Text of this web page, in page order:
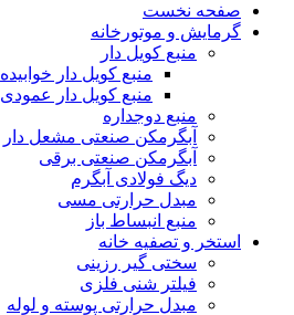
صفحه نخست
گرمایش و موتورخانه
منبع کویل دار
منبع کویل دار خوابیده
منبع کویل دار عمودی
منبع دوجداره
آبگرمکن صنعتی مشعل دار
آبگرمکن صنعتی برقی
دیگ فولادی آبگرم
مبدل حرارتی مسی
منبع انبساط باز
استخر و تصفیه خانه
سختی گیر رزینی
فیلتر شنی فلزی
مبدل حرارتی پوسته و لوله